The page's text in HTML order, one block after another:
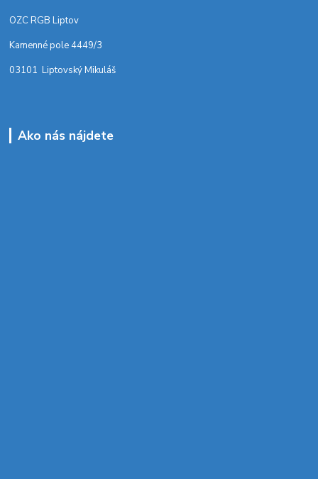
OZC RGB Liptov
Kamenné pole 4449/3
03101 Liptovský Mikuláš
Ako nás nájdete